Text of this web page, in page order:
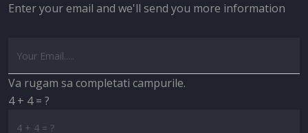
Enter your email and we'll send you more information
Va rugam sa completati campurile.
4 + 4 = ?